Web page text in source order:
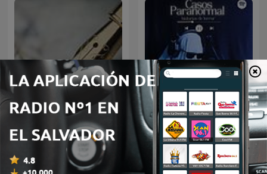
Historia Casos Paranormal